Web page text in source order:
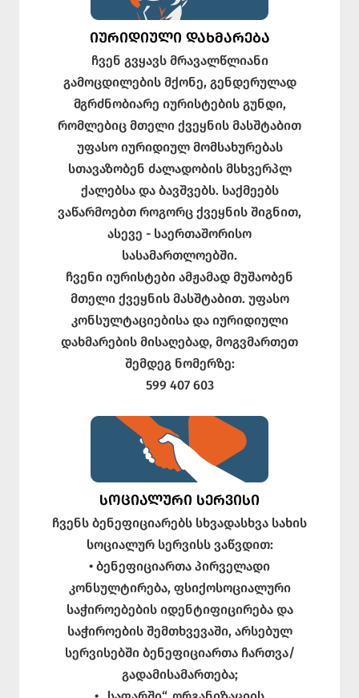
ᲘᲣᲠᲘᲓᲘᲣᲚᲘ ᲓᲐᲮᲛᲐᲠᲔᲑᲐ
ჩვენ გვყავს მრავალწლიანი
გამოცდილების მქონე, გენდერულად
მგრძნობიარე იურისტების გუნდი,
რომლებიც მთელი ქვეყნის მასშტაბით
უფასო იურიდიულ მომსახურებას
სთავაზობენ ძალადობის მსხვერპლ
ქალებსა და ბავშვებს. საქმეებს
ვაწარმოებთ როგორც ქვეყნის შიგნით,
ასევე - საერთაშორისო
სასამართლოებში.
ჩვენი იურისტები ამჟამად მუშაობენ
მთელი ქვეყნის მასშტაბით. უფასო
კონსულტაციებისა და იურიდიული
დახმარების მისაღებად, მოგვმართეთ
შემდეგ ნომერზე:
599 407 603
ᲡᲝᲪᲘᲐᲚᲣᲠᲘ ᲡᲔᲠᲕᲘᲡᲘ
ჩვენს ბენეფიციარებს სხვადასხვა სახის
სოციალურ სერვისს ვაწვდით:
• ბენეფიციართა პირველადი
კონსულტირება, ფსიქოსოციალური
საჭიროებების იდენტიფიცირება და
საჭიროების შემთხვევაში, არსებულ
სერვისებში ბენეფიციართა ჩართვა/
გადამისამართება;